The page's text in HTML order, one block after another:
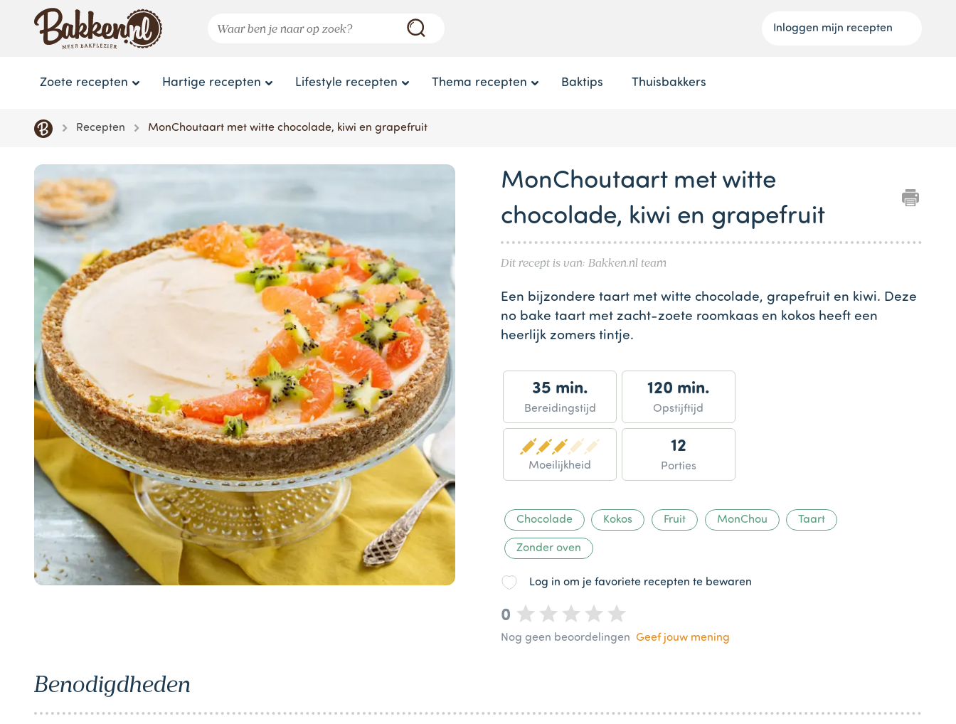
Inloggen mijn recepten
Zoete recepten Hartige recepten Lifestyle recepten Thema recepten Baktips Thuisbakkers
Recepten MonChoutaart met witte chocolade, kiwi en grapefruit
MonChoutaart met witte
chocolade, kiwi en grapefruit
Dit recept is van: Bakken.nl team
Een bijzondere taart met witte chocolade, grapefruit en kiwi. Deze
no bake taart met zacht-zoete roomkaas en kokos heeft een
heerlijk zomers tintje.
35 min.
Bereidingstijd
120 min.
Opstijftijd
Moeilijkheid
12
Porties
Chocolade Kokos Fruit MonChou Taart
Zonder oven
Log in om je favoriete recepten te bewaren
0
Nog geen beoordelingen Geef jouw mening
Benodigdheden